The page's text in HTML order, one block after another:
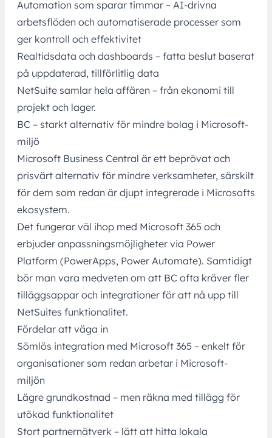
Automation som sparar timmar – AI-drivna
arbetsflöden och automatiserade processer som
ger kontroll och effektivitet
Realtidsdata och dashboards – fatta beslut baserat
på uppdaterad, tillförlitlig data
NetSuite samlar hela affären – från ekonomi till
projekt och lager.
BC – starkt alternativ för mindre bolag i Microsoft-
miljö
Microsoft Business Central är ett beprövat och
prisvärt alternativ för mindre verksamheter, särskilt
för dem som redan är djupt integrerade i Microsofts
ekosystem.
Det fungerar väl ihop med Microsoft 365 och
erbjuder anpassningsmöjligheter via Power
Platform (PowerApps, Power Automate). Samtidigt
bör man vara medveten om att BC ofta kräver fler
tilläggsappar och integrationer för att nå upp till
NetSuites funktionalitet.
Fördelar att väga in
Sömlös integration med Microsoft 365 – enkelt för
organisationer som redan arbetar i Microsoft-
miljön
Lägre grundkostnad – men räkna med tillägg för
utökad funktionalitet
Stort partnernätverk – lätt att hitta lokala